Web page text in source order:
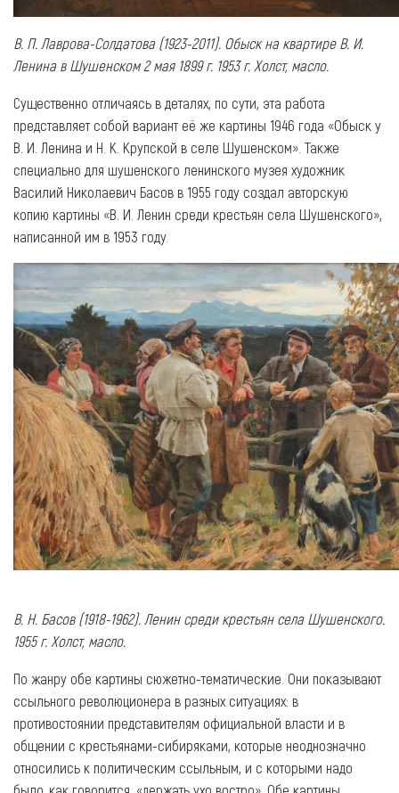
В. П. Лаврова-Солдатова (1923-2011). Обыск на квартире В. И.
Ленина в Шушенском 2 мая 1899 г. 1953 г. Холст, масло.
Существенно отличаясь в деталях, по сути, эта работа
представляет собой вариант её же картины 1946 года «Обыск у
В. И. Ленина и Н. К. Крупской в селе Шушенском». Также
специально для шушенского ленинского музея художник
Василий Николаевич Басов в 1955 году создал авторскую
копию картины «В. И. Ленин среди крестьян села Шушенского»,
написанной им в 1953 году.
В. Н. Басов (1918-1962). Ленин среди крестьян села Шушенского.
1955 г. Холст, масло.
По жанру обе картины сюжетно-тематические. Они показывают
ссыльного революционера в разных ситуациях: в
противостоянии представителям официальной власти и в
общении с крестьянами-сибиряками, которые неоднозначно
относились к политическим ссыльным, и с которыми надо